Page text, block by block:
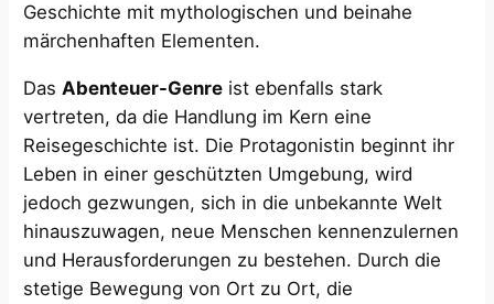
Geschichte mit mythologischen und beinahe
märchenhaften Elementen.
DasAbenteuer-Genre ist ebenfalls stark
vertreten, da die Handlung im Kern eine
Reisegeschichte ist. Die Protagonistin beginnt ihr
Leben in einer geschützten Umgebung, wird
jedoch gezwungen, sich in die unbekannte Welt
hinauszuwagen, neue Menschen kennenzulernen
und Herausforderungen zu bestehen. Durch die
stetige Bewegung von Ort zu Ort, die